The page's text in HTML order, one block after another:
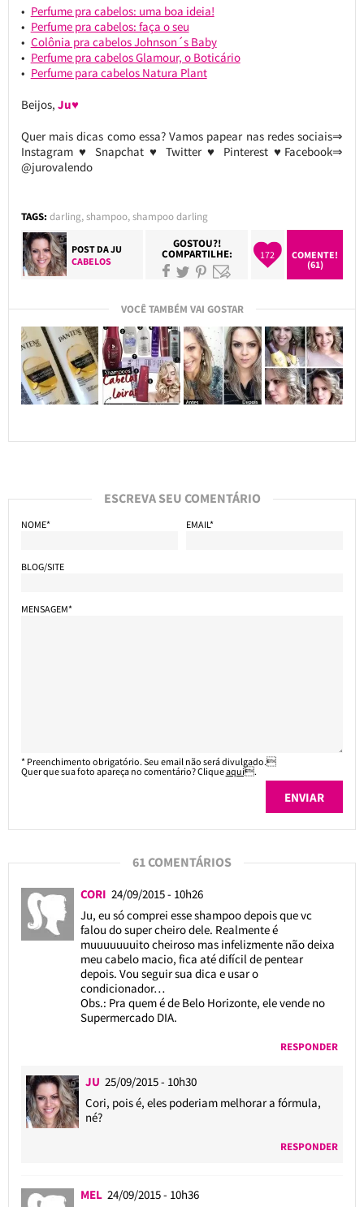
Perfume pra cabelos: uma boa ideia!
Perfume pra cabelos: faça o seu
Colônia pra cabelos Johnson´s Baby
Perfume pra cabelos Glamour, o Boticário
Perfume para cabelos Natura Plant
Beijos, Ju♥
Quer mais dicas como essa? Vamos papear nas redes sociais⇒
Instagram ♥ Snapchat ♥ Twitter ♥ Pinterest ♥Facebook⇒
@jurovalendo
TAGS: darling,shampoo,shampoo darling
POST DAJU
CABELOS
GOSTOU?!
COMPARTILHE: 172
COMENTE!
(61)
VOCÊ TAMBÉM VAI GOSTAR
ESCREVA SEU COMENTÁRIO
NOME* EMAIL*
BLOG/SITE
MENSAGEM*
* Preenchimento obrigatório. Seu email não será divulgado.
Quer que sua foto apareça no comentário? Cliqueaqui.
61 COMENTÁRIOS
CORI 24/09/2015 - 10h26
Ju, eu só comprei esse shampoo depois que vc
falou do super cheiro dele. Realmente é
muuuuuuuito cheiroso mas infelizmente não deixa
meu cabelo macio, fica até difícil de pentear
depois. Vou seguir sua dica e usar o
condicionador…
Obs.: Pra quem é de Belo Horizonte, ele vende no
Supermercado DIA.
RESPONDER
JU 25/09/2015 - 10h30
Cori, pois é, eles poderiam melhorar a fórmula,
né?
RESPONDER
MEL 24/09/2015 - 10h36